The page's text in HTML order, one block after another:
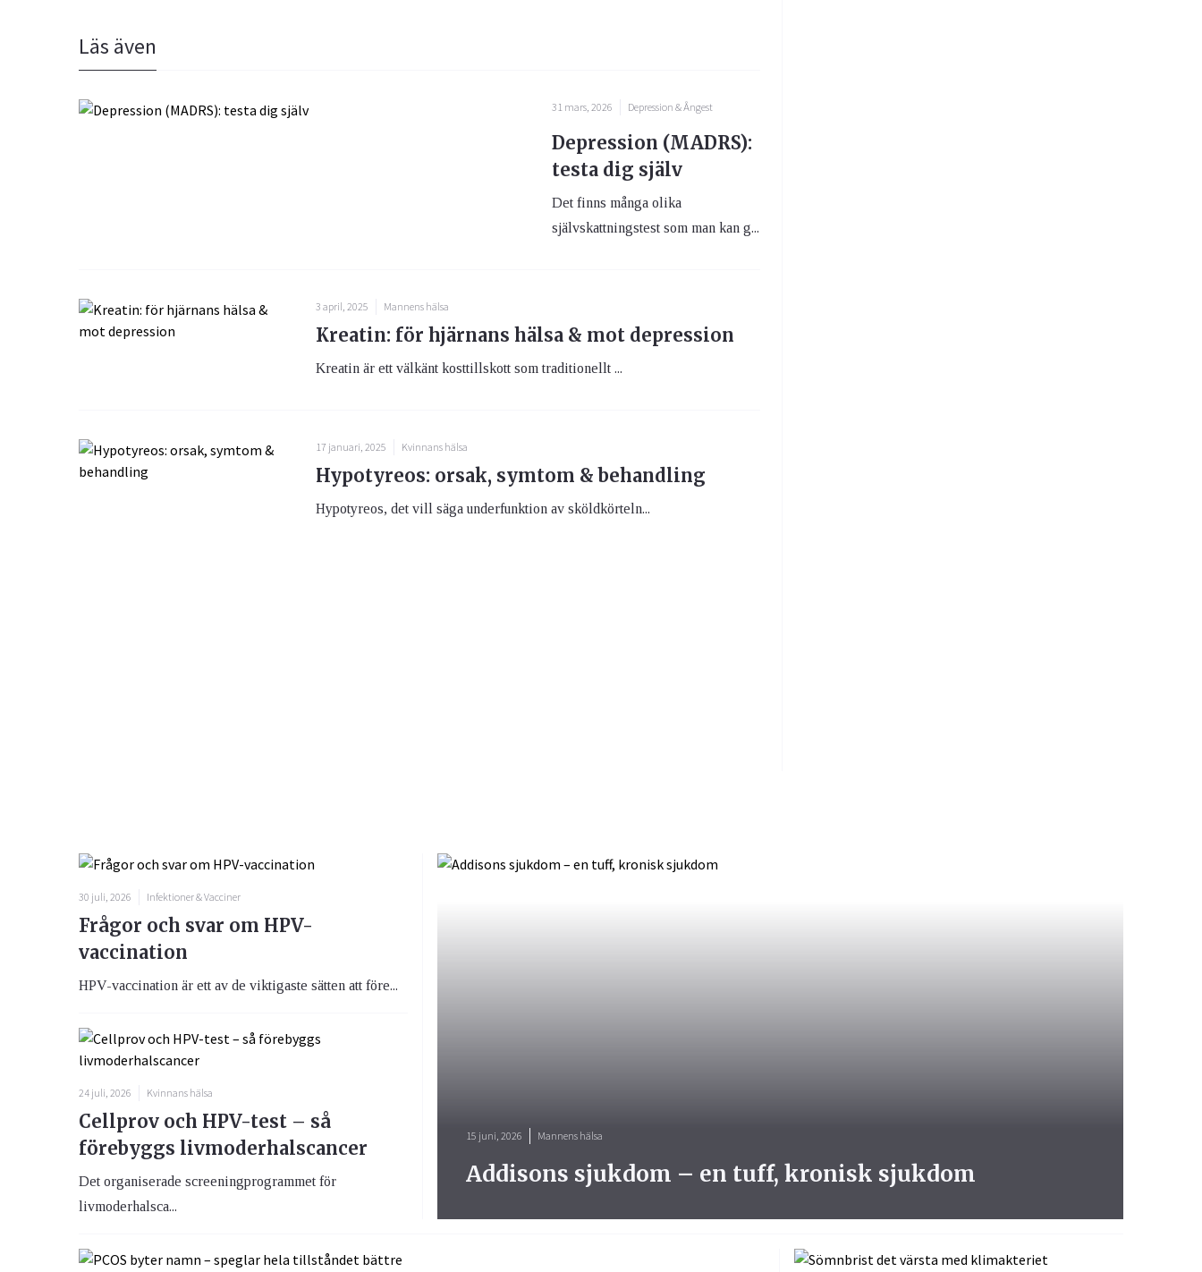
Läs även
31 mars, 2026 Depression & Ångest
Depression (MADRS):
testa dig själv
Det finns många olika
självskattningstest som man kan g...
3 april, 2025 Mannens hälsa
Kreatin: för hjärnans hälsa & mot depression
Kreatin är ett välkänt kosttillskott som traditionellt ...
17 januari, 2025 Kvinnans hälsa
Hypotyreos: orsak, symtom & behandling
Hypotyreos, det vill säga underfunktion av sköldkörteln...
30 juli, 2026 Infektioner & Vacciner
Frågor och svar om HPV-
vaccination
HPV-vaccination är ett av de viktigaste sätten att före...
24 juli, 2026 Kvinnans hälsa
Cellprov och HPV-test – så
förebyggs livmoderhalscancer
Det organiserade screeningprogrammet för
livmoderhalsca...
15 juni, 2026 Mannens hälsa
Addisons sjukdom – en tuff, kronisk sjukdom